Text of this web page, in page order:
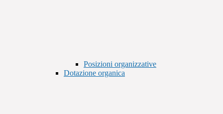
Posizioni organizzative
Dotazione organica